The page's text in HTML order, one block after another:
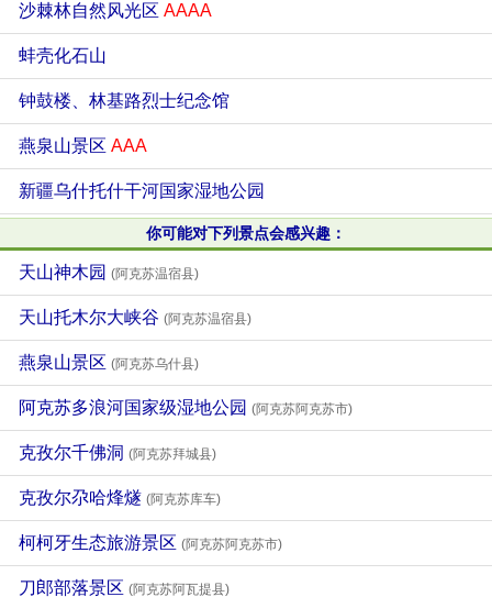
沙棘林自然风光区 AAAA
蚌壳化石山
钟鼓楼、林基路烈士纪念馆
燕泉山景区 AAA
新疆乌什托什干河国家湿地公园
你可能对下列景点会感兴趣：
天山神木园 (阿克苏温宿县)
天山托木尔大峡谷 (阿克苏温宿县)
燕泉山景区 (阿克苏乌什县)
阿克苏多浪河国家级湿地公园 (阿克苏阿克苏市)
克孜尔千佛洞 (阿克苏拜城县)
克孜尔尕哈烽燧 (阿克苏库车)
柯柯牙生态旅游景区 (阿克苏阿克苏市)
刀郎部落景区 (阿克苏阿瓦提县)